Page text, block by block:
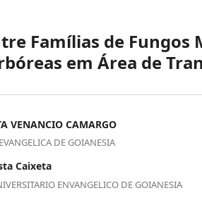
Famílias de
em Área de
VENANCIO CAMARGO
DE GOIANESIA
Caixeta
ENVANGELICO DE GOIANESIA